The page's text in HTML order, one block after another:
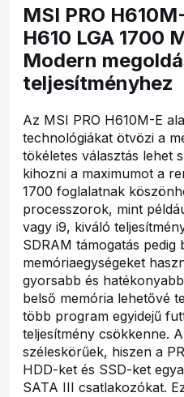
MSI PRO
H610 LGA 1700
Modern
teljesítményhez
Az MSI PRO H610M-E
technológiákat ötvözi a
tökéletes választás lehet
kihozni a maximumot a
1700 foglalatnak
processzorok, mint
vagy i9, kiváló
SDRAM támogatás
memóriaegységeket
gyorsabb és
belső memória lehetővé
több program egyidejű
teljesítmény csökkenne.
széleskörűek, hiszen a
HDD-ket és SSD-ket
SATA III csatlakozókat.